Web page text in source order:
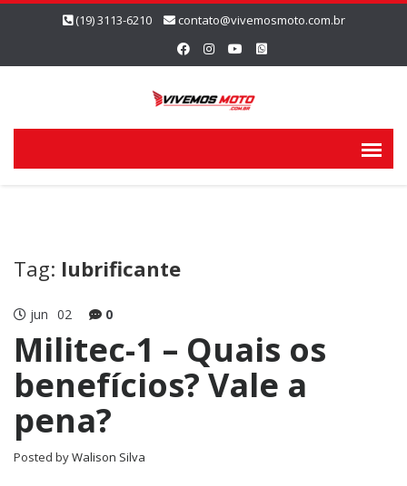
(19) 3113-6210 contato@vivemosmoto.com.br
Tag: lubrificante
jun 02 0
Militec-1 – Quais os
benefícios? Vale a
pena?
Posted byWalison Silva